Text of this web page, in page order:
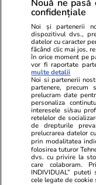
Știri Locale
În județul
cel mai vechi
are peste 900
Stiri Mondene
Cum arată
schimbare de
Gabor și a lui
Nouă ne
confidențiale
Noi și partenerii
dispozitivul dvs.,
datelor cu caracter
făcând clic mai jos,
în orice moment pe
vor fi raportate
multe detalii
Noi si partenerii
partenere,
prelucram date
personaliza
interesele si/sau
retelelor de
de drepturile
prelucrarea datelor
prin modalitatea
folosirea tuturor
dvs. cu privire la
care colaboram.
INDIVIDUAL”
cele legate de